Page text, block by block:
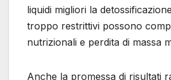
liquidi migliori la
troppo restrittivi possono
nutrizionali e perdita di massa
Anche la promessa di risultati